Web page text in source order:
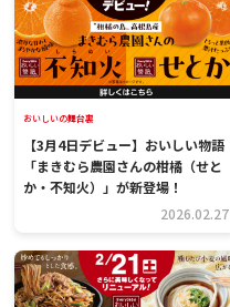
おいしいの舞台裏
【3月4日デビュー】おいしい物語
「まきむら農園さんの柑橘（せと
か・不知火）」が新登場！
2026.02.27